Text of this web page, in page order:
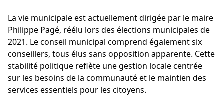
La vie municipale est actuellement dirigée par le maire
Philippe Pagé, réélu lors des élections municipales de
2021. Le conseil municipal comprend également six
conseillers, tous élus sans opposition apparente. Cette
stabilité politique reflète une gestion locale centrée
sur les besoins de la communauté et le maintien des
services essentiels pour les citoyens.